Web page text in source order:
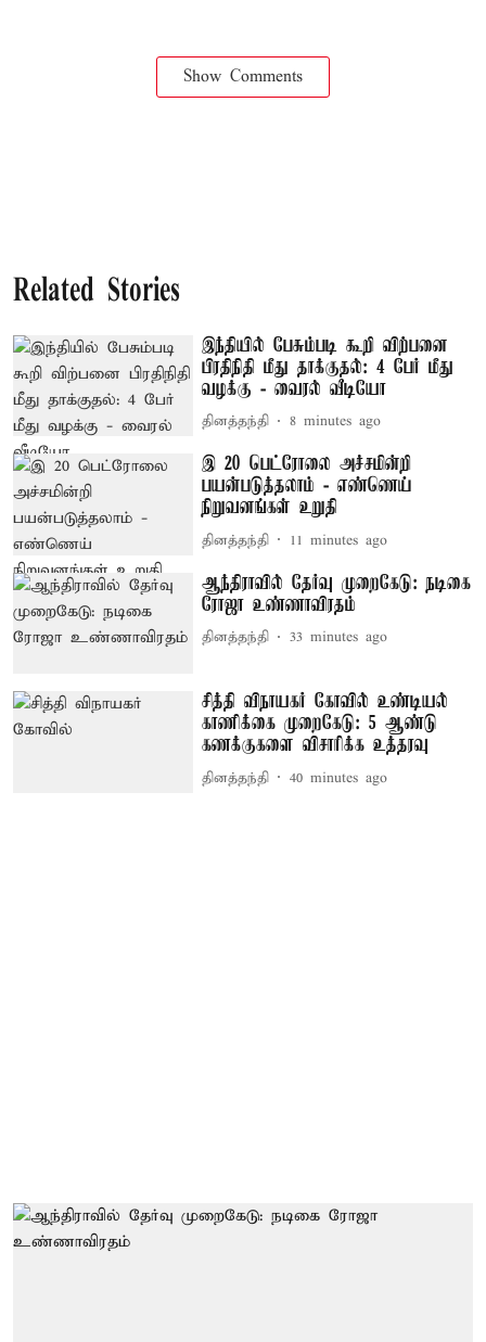
Show Comments
Related Stories
இந்தியில் பேசும்படி கூறி விற்பனை
பிரதிநிதி மீது தாக்குதல்: 4 பேர் மீது
வழக்கு - வைரல் வீடியோ
தினத்தந்தி 8 minutes ago
இ 20 பெட்ரோலை அச்சமின்றி
பயன்படுத்தலாம் - எண்ணெய்
நிறுவனங்கள் உறுதி
தினத்தந்தி 11 minutes ago
ஆந்திராவில் தேர்வு முறைகேடு: நடிகை
ரோஜா உண்ணாவிரதம்
தினத்தந்தி 33 minutes ago
சித்தி விநாயகர் கோவில் உண்டியல்
காணிக்கை முறைகேடு: 5 ஆண்டு
கணக்குகளை விசாரிக்க உத்தரவு
தினத்தந்தி 40 minutes ago